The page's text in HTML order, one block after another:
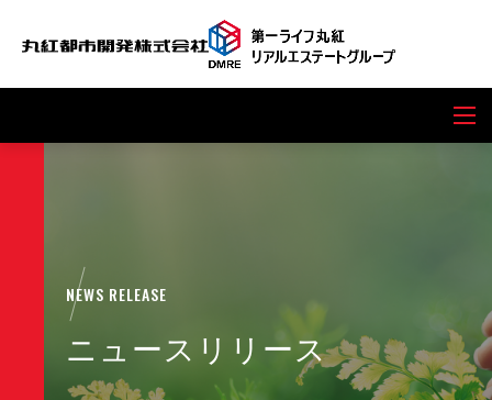
NEWS RELEASE
ニュースリリース